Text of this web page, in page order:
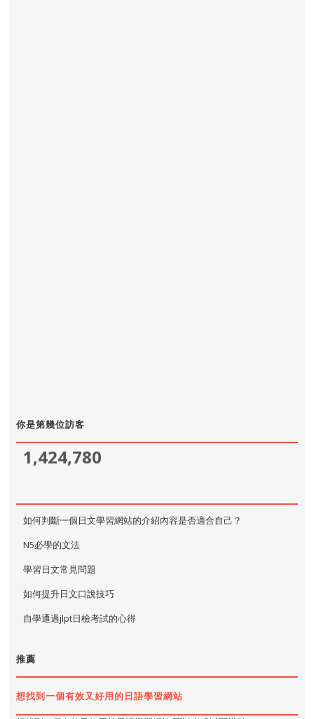
你是第幾位訪客
1,424,780
如何判斷一個日文學習網站的介紹內容是否適合自己？
N5必學的文法
學習日文常見問題
如何提升日文口說技巧
自學通過jlpt日檢考試的心得
推薦
想找到一個有效又好用的日語學習網站